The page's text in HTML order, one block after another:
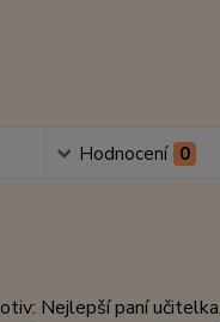
Hodnocení 0
Nejlepší paní